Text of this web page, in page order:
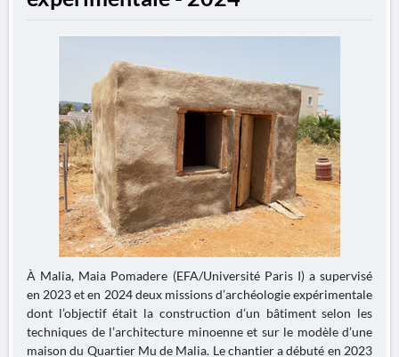
À Malia, Maia Pomadere (EFA/Université Paris I) a supervisé
en 2023 et en 2024 deux missions d’archéologie expérimentale
dont l’objectif était la construction d’un bâtiment selon les
techniques de l’architecture minoenne et sur le modèle d’une
maison du Quartier Mu de Malia. Le chantier a débuté en 2023